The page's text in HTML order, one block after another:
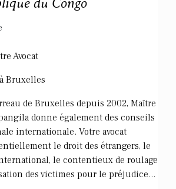
du Congo
Avocat
Bruxelles
de Bruxelles depuis 2002, Maître
donne également des conseils
internationale. Votre avocat
le droit des étrangers, le
le contentieux de roulage
des victimes pour le préjudice...